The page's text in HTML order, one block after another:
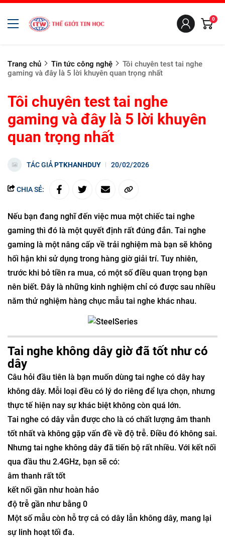
0
Trang chủ Tin tức công nghệ
Tôi chuyên test tai nghe
gaming và đây là 5 lời khuyên quan trọng nhất
Tôi chuyên test tai nghe
gaming và đây là 5 lời khuyên
quan trọng nhất
TÁC GIẢPTKHANHDUY 20/02/2026
CHIA SẺ:
Nếu bạn đang nghĩ đến việc mua một chiếc tai nghe
gaming thì đó là một quyết định rất đúng đắn. Tai nghe
gaming là một nâng cấp về trải nghiệm mà bạn sẽ không
hối hận khi sử dụng trong hàng giờ giải trí. Tuy nhiên,
trước khi bỏ tiền ra mua, có một số điều quan trọng bạn
nên biết. Đây là những kinh nghiệm chỉ có được sau nhiều
năm thử nghiệm hàng chục mẫu tai nghe khác nhau.
Tai nghe không dây giờ đã tốt như có
dây
Câu hỏi đầu tiên là bạn muốn dùng tai nghe có dây hay
không dây. Mỗi loại đều có lý do riêng để lựa chọn, nhưng
thực tế hiện nay sự khác biệt không còn quá lớn.
Tai nghe có dây vẫn được cho là có chất lượng âm thanh
tốt nhất và không gặp vấn đề về độ trễ. Điều đó không sai.
Nhưng tai nghe không dây đã tiến bộ rất nhiều. Với kết nối
qua đầu thu 2.4GHz, bạn sẽ có:
âm thanh rất tốt
kết nối gần như hoàn hảo
độ trễ gần như bằng 0
Một số mẫu còn hỗ trợ cả có dây lẫn không dây, mang lại
sự linh hoạt tối đa.